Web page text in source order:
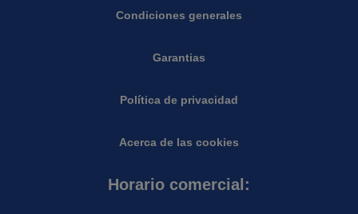
Condiciones generales
Garantias
Política de privacidad
Acerca de las cookies
Horario comercial: